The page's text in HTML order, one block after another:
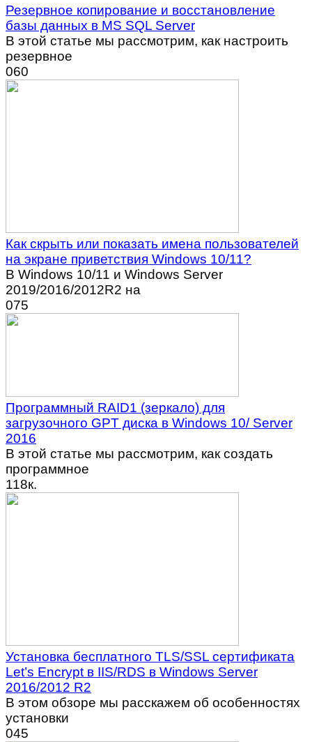
Резервное копирование и восстановление
базы данных в MS SQL Server
В этой статье мы рассмотрим, как настроить
резервное
060
Как скрыть или показать имена пользователей
на экране приветствия Windows 10/11?
В Windows 10/11 и Windows Server
2019/2016/2012R2 на
075
Программный RAID1 (зеркало) для
загрузочного GPT диска в Windows 10/ Server
2016
В этой статье мы рассмотрим, как создать
программное
118к.
Установка бесплатного TLS/SSL сертификата
Let’s Encrypt в IIS/RDS в Windows Server
2016/2012 R2
В этом обзоре мы расскажем об особенностях
установки
045